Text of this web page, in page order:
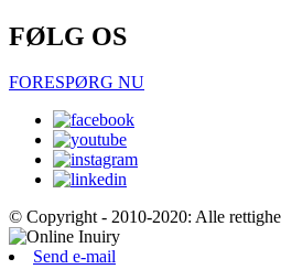
FØLG OS
FORESPØRG NU
© Copyright - 2010-2020: Alle
Send e-mail